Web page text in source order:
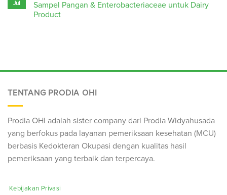
Jul
Sampel Pangan & Enterobacteriaceae untuk Dairy
Product
TENTANG PRODIA OHI
Prodia OHI adalah sister company dari Prodia Widyahusada
yang berfokus pada layanan pemeriksaan kesehatan (MCU)
berbasis Kedokteran Okupasi dengan kualitas hasil
pemeriksaan yang terbaik dan terpercaya.
Kebijakan Privasi